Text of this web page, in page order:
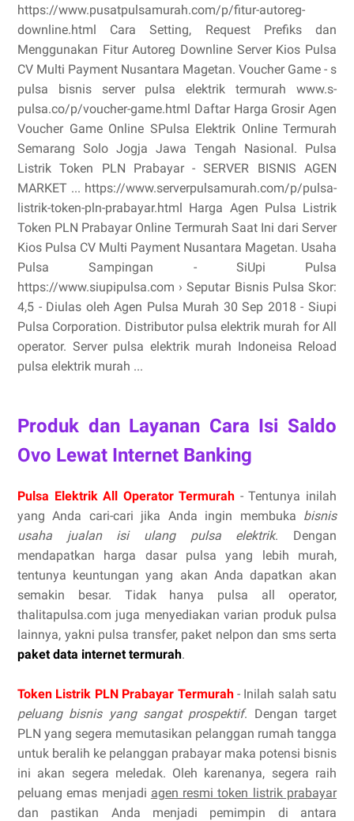
https://www.pusatpulsamurah.com/p/fitur-autoreg-
downline.html Cara Setting, Request Prefiks dan
Menggunakan Fitur Autoreg Downline Server Kios Pulsa
CV Multi Payment Nusantara Magetan. Voucher Game - s
pulsa bisnis server pulsa elektrik termurah www.s-
pulsa.co/p/voucher-game.html Daftar Harga Grosir Agen
Voucher Game Online SPulsa Elektrik Online Termurah
Semarang Solo Jogja Jawa Tengah Nasional. Pulsa
Listrik Token PLN Prabayar - SERVER BISNIS AGEN
MARKET ... https://www.serverpulsamurah.com/p/pulsa-
listrik-token-pln-prabayar.html Harga Agen Pulsa Listrik
Token PLN Prabayar Online Termurah Saat Ini dari Server
Kios Pulsa CV Multi Payment Nusantara Magetan. Usaha
Pulsa Sampingan - SiUpi Pulsa
https://www.siupipulsa.com › Seputar Bisnis Pulsa Skor:
4,5 - ‎Diulas oleh Agen Pulsa Murah 30 Sep 2018 - Siupi
Pulsa Corporation. Distributor pulsa elektrik murah for All
operator. Server pulsa elektrik murah Indoneisa Reload
pulsa elektrik murah ...
Produk dan Layanan Cara Isi Saldo
Ovo Lewat Internet Banking
Pulsa Elektrik All Operator Termurah - Tentunya inilah
yang Anda cari-cari jika Anda ingin membuka bisnis
usaha jualan isi ulang pulsa elektrik. Dengan
mendapatkan harga dasar pulsa yang lebih murah,
tentunya keuntungan yang akan Anda dapatkan akan
semakin besar. Tidak hanya pulsa all operator,
thalitapulsa.com juga menyediakan varian produk pulsa
lainnya, yakni pulsa transfer, paket nelpon dan sms serta
paket data internet termurah.
Token Listrik PLN Prabayar Termurah- Inilah salah satu
peluang bisnis yang sangat prospektif. Dengan target
PLN yang segera memutasikan pelanggan rumah tangga
untuk beralih ke pelanggan prabayar maka potensi bisnis
ini akan segera meledak. Oleh karenanya, segera raih
peluang emas menjadi agen resmi token listrik prabayar
dan pastikan Anda menjadi pemimpin di antara